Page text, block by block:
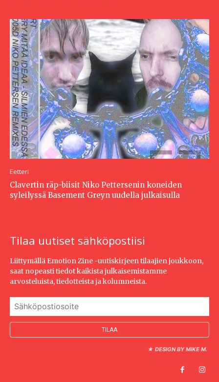
Eetteri
Clavertin räp-biisit Niko Pettersenin koneiden
syleilyssä Basement Greyn uudella julkaisulla
Tilaa uutiset sähköpostiisi
Liittymällä Emotion Zine -uutiskirjeen tilaajien joukkoon,
saat nopeasti tiedot kaikista julkaisemistamme
arvosteluista, tiedotteista ja kolumneista.
★ DESIGN BY MIKE M.